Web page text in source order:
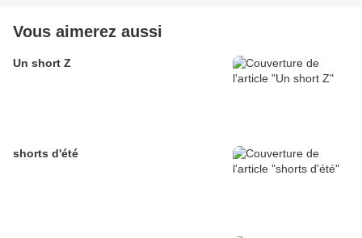
Vous aimerez aussi
Un short Z
shorts d'été